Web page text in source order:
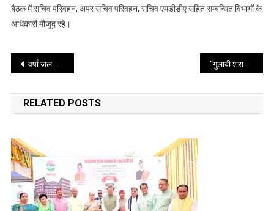
बैठक में सचिव परिवहन, अपर सचिव परिवहन, सचिव एमडीडीए सहित सम्बन्धित विभागों के
अधिकारी मौजूद रहे।
Post
navigation
वर्षा जल संरक्षण और भूजल स्तर को बढ़ाने के लिए प्रभावी कदम उठाए जाएं “गुलाबी शरारा” गीत के 300 मिलियन से अधिक व्यूज ने यह सिद्ध कर दिया है कि राज्य के युवा प्रतिभा सम्पन्न है- सीएम
RELATED POSTS